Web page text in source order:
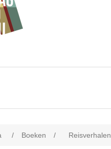
/ Boeken / Reisverhalen